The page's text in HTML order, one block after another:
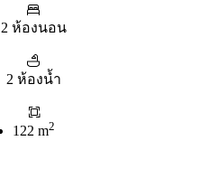
2 ห้องนอน
2 ห้องน้ำ
122 m2